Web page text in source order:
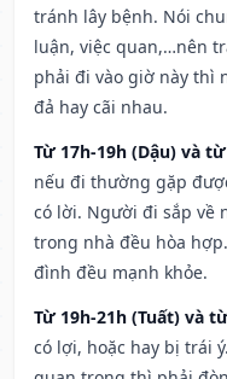
tránh lây bệnh. Nói
luận, việc quan,…nên
phải đi vào giờ này thì
đả hay cãi nhau.
Từ 17h-19h (Dậu) và
nếu đi thường gặp
có lời. Người đi sắp về
trong nhà đều hòa
đình đều mạnh khỏe.
Từ 19h-21h (Tuất) và
có lợi, hoặc hay bị trái